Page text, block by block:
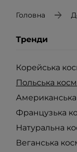
Головна
Тренди
Корейська
Польська
Французька
Натуральна
Веганська